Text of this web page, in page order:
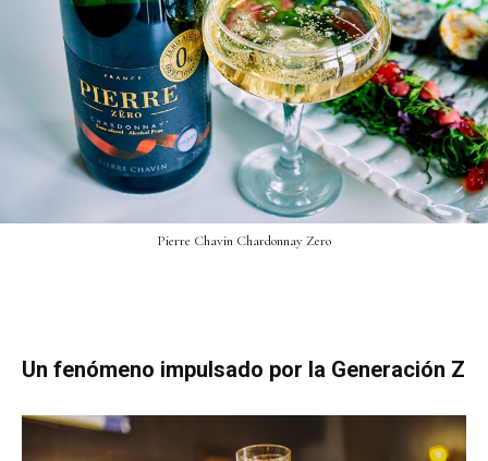
Pierre Chavin Chardonnay Zero
Un fenómeno impulsado por la Generación Z